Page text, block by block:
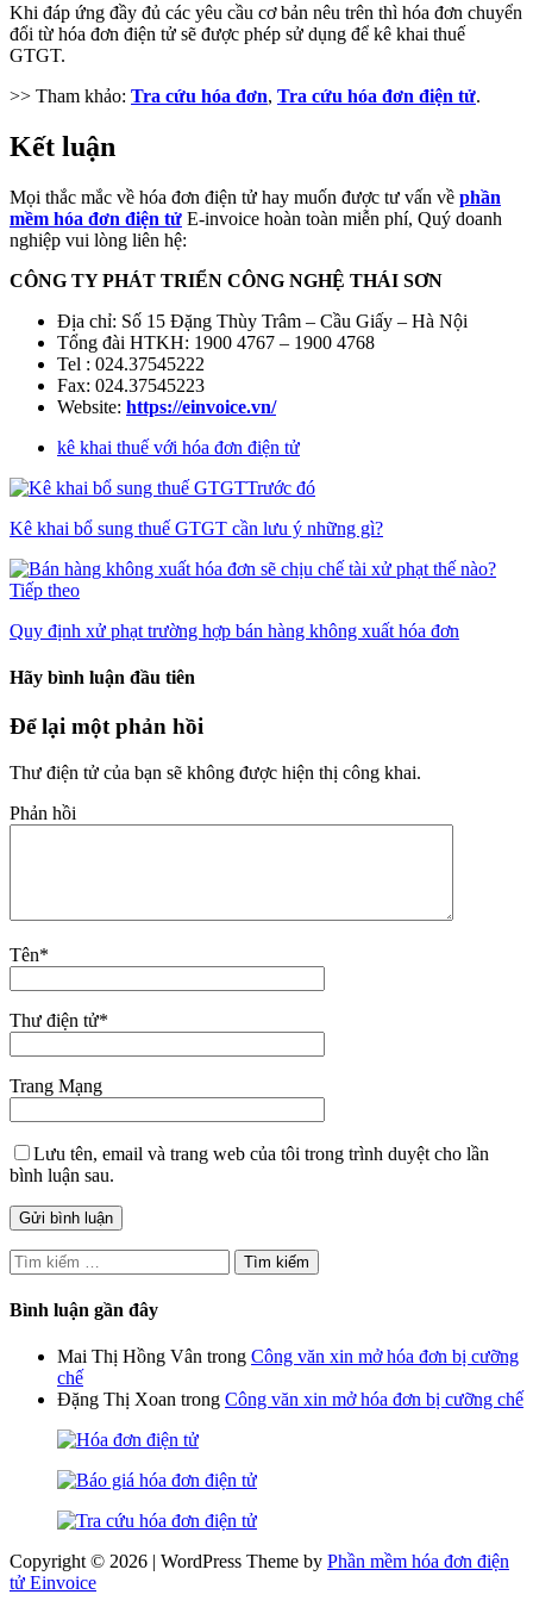
Khi đáp ứng đầy đủ các yêu cầu cơ bản nêu trên thì hóa đơn chuyển
đổi từ hóa đơn điện tử sẽ được phép sử dụng để kê khai thuế
GTGT.
>> Tham khảo: Tra cứu hóa đơn, Tra cứu hóa đơn điện tử.
Kết luận
Mọi thắc mắc về hóa đơn điện tử hay muốn được tư vấn về phần
mềm hóa đơn điện tử E-invoice hoàn toàn miễn phí, Quý doanh
nghiệp vui lòng liên hệ:
CÔNG TY PHÁT TRIỂN CÔNG NGHỆ THÁI SƠN
Địa chỉ: Số 15 Đặng Thùy Trâm – Cầu Giấy – Hà Nội
Tổng đài HTKH: 1900 4767 – 1900 4768
Tel : 024.37545222
Fax: 024.37545223
Website: https://einvoice.vn/
kê khai thuế với hóa đơn điện tử
Trước đó
Kê khai bổ sung thuế GTGT cần lưu ý những gì?
Tiếp theo
Quy định xử phạt trường hợp bán hàng không xuất hóa đơn
Hãy bình luận đầu tiên
Để lại một phản hồi
Thư điện tử của bạn sẽ không được hiện thị công khai.
Phản hồi
Tên*
Thư điện tử*
Trang Mạng
Lưu tên, email và trang web của tôi trong trình duyệt cho lần
bình luận sau.
Tìm
kiếm
cho:
Bình luận gần đây
Mai Thị Hồng Vân trong Công văn xin mở hóa đơn bị cưỡng
chế
Đặng Thị Xoan trong Công văn xin mở hóa đơn bị cưỡng chế
Copyright © 2026 | WordPress Theme by Phần mềm hóa đơn điện
tử Einvoice